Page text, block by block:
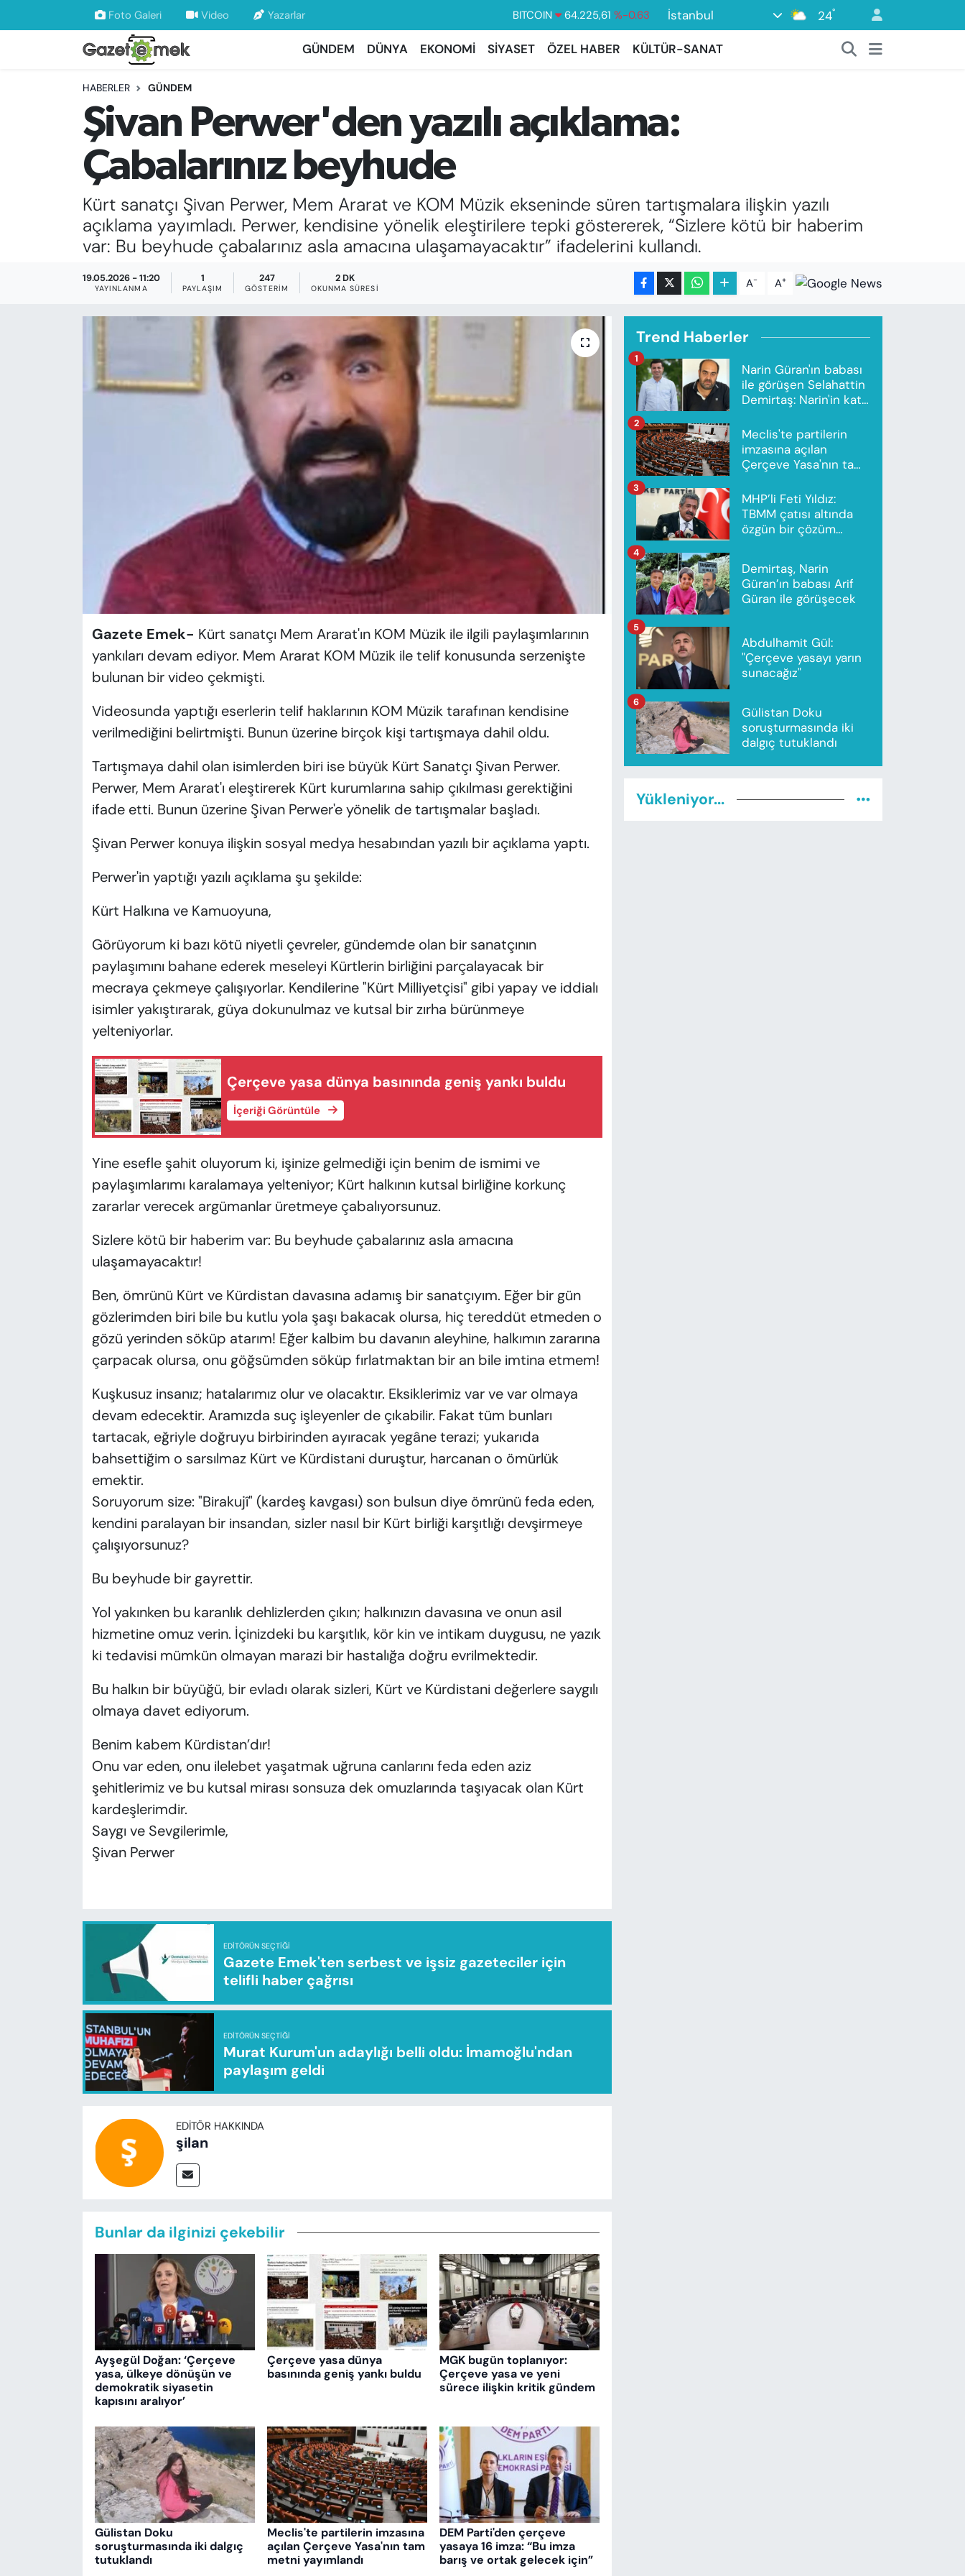
Foto Galeri Video Yazarlar DOLAR 47,7143 %0.16
EURO
55,0317 %-0.02
BİST100
13.799 %70
BITCOIN
İstanbul 24°
GÜNDEM DÜNYA EKONOMİ SİYASET ÖZEL HABER KÜLTÜR-SANAT
HABERLER GÜNDEM
Şivan Perwer'den yazılı açıklama:
Çabalarınız beyhude
Kürt sanatçı Şivan Perwer, Mem Ararat ve KOM Müzik ekseninde süren tartışmalara ilişkin yazılı
açıklama yayımladı. Perwer, kendisine yönelik eleştirilere tepki göstererek, “Sizlere kötü bir haberim
var: Bu beyhude çabalarınız asla amacına ulaşamayacaktır” ifadelerini kullandı.
19.05.2026 - 11:20
YAYINLANMA
1
PAYLAŞIM
247
GÖSTERIM
2 DK
OKUNMA SÜRESI A- A+
Gazete Emek- Kürt sanatçı Mem Ararat'ın KOM Müzik ile ilgili paylaşımlarının
yankıları devam ediyor. Mem Ararat KOM Müzik ile telif konusunda serzenişte
bulunan bir video çekmişti.
Videosunda yaptığı eserlerin telif haklarının KOM Müzik tarafınan kendisine
verilmediğini belirtmişti. Bunun üzerine birçok kişi tartışmaya dahil oldu.
Tartışmaya dahil olan isimlerden biri ise büyük Kürt Sanatçı Şivan Perwer.
Perwer, Mem Ararat'ı eleştirerek Kürt kurumlarına sahip çıkılması gerektiğini
ifade etti. Bunun üzerine Şivan Perwer'e yönelik de tartışmalar başladı.
Şivan Perwer konuya ilişkin sosyal medya hesabından yazılı bir açıklama yaptı.
Perwer'in yaptığı yazılı açıklama şu şekilde:
Kürt Halkına ve Kamuoyuna,
Görüyorum ki bazı kötü niyetli çevreler, gündemde olan bir sanatçının
paylaşımını bahane ederek meseleyi Kürtlerin birliğini parçalayacak bir
mecraya çekmeye çalışıyorlar. Kendilerine "Kürt Milliyetçisi" gibi yapay ve iddialı
isimler yakıştırarak, güya dokunulmaz ve kutsal bir zırha bürünmeye
yelteniyorlar.
Çerçeve yasa dünya basınında geniş yankı buldu
İçeriği Görüntüle
Yine esefle şahit oluyorum ki, işinize gelmediği için benim de ismimi ve
paylaşımlarımı karalamaya yelteniyor; Kürt halkının kutsal birliğine korkunç
zararlar verecek argümanlar üretmeye çabalıyorsunuz.
Sizlere kötü bir haberim var: Bu beyhude çabalarınız asla amacına
ulaşamayacaktır!
Ben, ömrünü Kürt ve Kürdistan davasına adamış bir sanatçıyım. Eğer bir gün
gözlerimden biri bile bu kutlu yola şaşı bakacak olursa, hiç tereddüt etmeden o
gözü yerinden söküp atarım! Eğer kalbim bu davanın aleyhine, halkımın zararına
çarpacak olursa, onu göğsümden söküp fırlatmaktan bir an bile imtina etmem!
Kuşkusuz insanız; hatalarımız olur ve olacaktır. Eksiklerimiz var ve var olmaya
devam edecektir. Aramızda suç işleyenler de çıkabilir. Fakat tüm bunları
tartacak, eğriyle doğruyu birbirinden ayıracak yegâne terazi; yukarıda
bahsettiğim o sarsılmaz Kürt ve Kürdistani duruştur, harcanan o ömürlük
emektir.
Soruyorum size: "Birakujî" (kardeş kavgası) son bulsun diye ömrünü feda eden,
kendini paralayan bir insandan, sizler nasıl bir Kürt birliği karşıtlığı devşirmeye
çalışıyorsunuz?
Bu beyhude bir gayrettir.
Yol yakınken bu karanlık dehlizlerden çıkın; halkınızın davasına ve onun asil
hizmetine omuz verin. İçinizdeki bu karşıtlık, kör kin ve intikam duygusu, ne yazık
ki tedavisi mümkün olmayan marazi bir hastalığa doğru evrilmektedir.
Bu halkın bir büyüğü, bir evladı olarak sizleri, Kürt ve Kürdistani değerlere saygılı
olmaya davet ediyorum.
Benim kabem Kürdistan’dır!
Onu var eden, onu ilelebet yaşatmak uğruna canlarını feda eden aziz
şehitlerimiz ve bu kutsal mirası sonsuza dek omuzlarında taşıyacak olan Kürt
kardeşlerimdir.
Saygı ve Sevgilerimle,
Şivan Perwer
EDITÖRÜN SEÇTIĞI
Gazete Emek'ten serbest ve işsiz gazeteciler için
telifli haber çağrısı
EDITÖRÜN SEÇTIĞI
Murat Kurum'un adaylığı belli oldu: İmamoğlu'ndan
paylaşım geldi
EDITÖR HAKKINDA
şilan
Bunlar da ilginizi çekebilir
Ayşegül Doğan: ‘Çerçeve
yasa, ülkeye dönüşün ve
demokratik siyasetin
kapısını aralıyor’
Çerçeve yasa dünya
basınında geniş yankı buldu
MGK bugün toplanıyor:
Çerçeve yasa ve yeni
sürece ilişkin kritik gündem
Gülistan Doku
soruşturmasında iki dalgıç
tutuklandı
Meclis'te partilerin imzasına
açılan Çerçeve Yasa'nın tam
metni yayımlandı
DEM Parti'den çerçeve
yasaya 16 imza: “Bu imza
barış ve ortak gelecek için”
Trend Haberler
Narin Güran'ın babası
ile görüşen Selahattin
Demirtaş: Narin'in katili
1
Meclis'te partilerin
imzasına açılan
Çerçeve Yasa'nın tam
2
MHP’li Feti Yıldız:
TBMM çatısı altında
özgün bir çözüm
3
Demirtaş, Narin
Güran’ın babası Arif
Güran ile görüşecek
4
Abdulhamit Gül:
"Çerçeve yasayı yarın
sunacağız"
5
Gülistan Doku
soruşturmasında iki
dalgıç tutuklandı
6
Yükleniyor...
DÜNYA
EKONOMİ
EMEK HABERLERİ
YENİ MEDYADA EMEK GAZETECİLİĞİNİ
GELİŞTİRMEK
FAYDALI BİLGİLER
GÜNDEM
YAZAR KÖŞESİ
Nöbetçi Eczaneler
Hava Durumu
İstanbul Namaz Vakitleri
Trafik Durumu
Süper Lig Puan Durumu ve Fikstür
Tüm Manşetler
Son Dakika Haberleri